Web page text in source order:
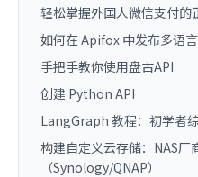
轻松掌握外国人微信支付的
如何在 Apifox 中发布多语言
手把手教你使用盘古API
创建 Python API
LangGraph 教程：初学者
构建自定义云存储：NAS厂
（Synology/QNAP）